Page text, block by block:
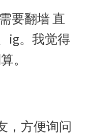
要翻墙 直
ig。我觉得
。
，方便询问